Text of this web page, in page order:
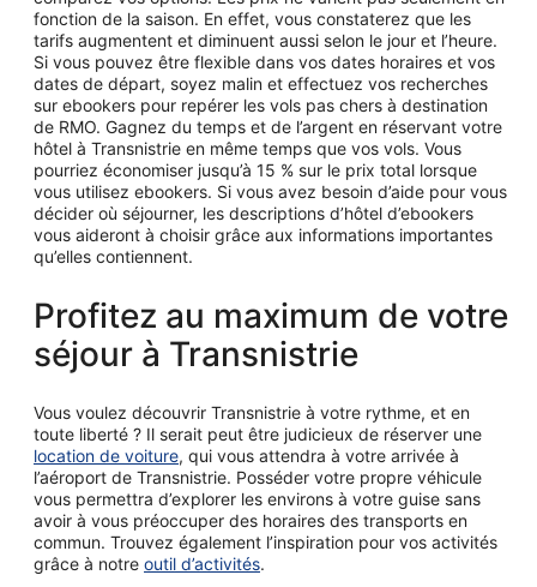
fonction de la saison. En effet, vous constaterez que les
tarifs augmentent et diminuent aussi selon le jour et l’heure.
Si vous pouvez être flexible dans vos dates horaires et vos
dates de départ, soyez malin et effectuez vos recherches
sur ebookers pour repérer les vols pas chers à destination
de RMO. Gagnez du temps et de l’argent en réservant votre
hôtel à Transnistrie en même temps que vos vols. Vous
pourriez économiser jusqu’à 15 % sur le prix total lorsque
vous utilisez ebookers. Si vous avez besoin d’aide pour vous
décider où séjourner, les descriptions d’hôtel d’ebookers
vous aideront à choisir grâce aux informations importantes
qu’elles contiennent.
Profitez au maximum de votre
séjour à Transnistrie
Vous voulez découvrir Transnistrie à votre rythme, et en
toute liberté ? Il serait peut être judicieux de réserver une
location de voiture, qui vous attendra à votre arrivée à
l’aéroport de Transnistrie. Posséder votre propre véhicule
vous permettra d’explorer les environs à votre guise sans
avoir à vous préoccuper des horaires des transports en
commun. Trouvez également l’inspiration pour vos activités
grâce à notre outil d’activités.